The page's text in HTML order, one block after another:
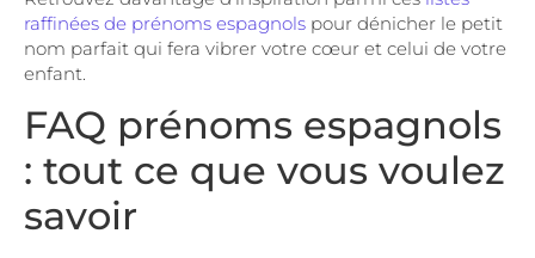
raffinées de prénoms espagnols pour dénicher le petit
nom parfait qui fera vibrer votre cœur et celui de votre
enfant.
FAQ prénoms espagnols
: tout ce que vous voulez
savoir